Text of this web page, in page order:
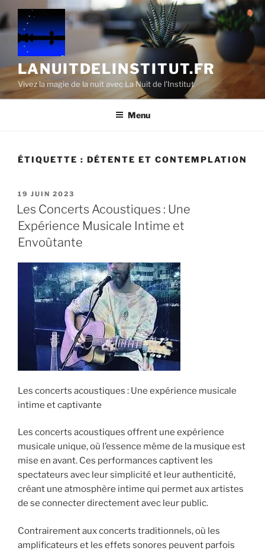
Aller
au
contenu
principal
LANUITDELINSTITUT.FR
Vivez la magie de la nuit avec La Nuit de l'Institut
Menu
ÉTIQUETTE : DÉTENTE ET CONTEMPLATION
PUBLIÉ
LE
19 JUIN 2023
Les Concerts Acoustiques : Une
Expérience Musicale Intime et
Envoûtante
Les concerts acoustiques : Une expérience musicale
intime et captivante
Les concerts acoustiques offrent une expérience
musicale unique, où l’essence même de la musique est
mise en avant. Ces performances captivent les
spectateurs avec leur simplicité et leur authenticité,
créant une atmosphère intime qui permet aux artistes
de se connecter directement avec leur public.
Contrairement aux concerts traditionnels, où les
amplificateurs et les effets sonores peuvent parfois